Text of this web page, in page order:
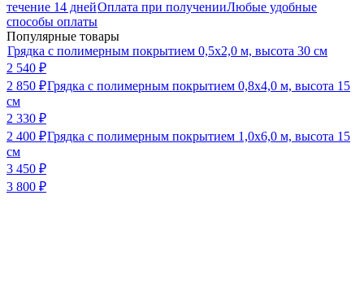
течение 14 днейОплата при полученииЛюбые удобные
способы оплаты
Популярные товары
Грядка с полимерным покрытием 0,5х2,0 м, высота 30 см
2 540 ₽
2 850 ₽Грядка с полимерным покрытием 0,8х4,0 м, высота 15
см
2 330 ₽
2 400 ₽Грядка с полимерным покрытием 1,0х6,0 м, высота 15
см
3 450 ₽
3 800 ₽